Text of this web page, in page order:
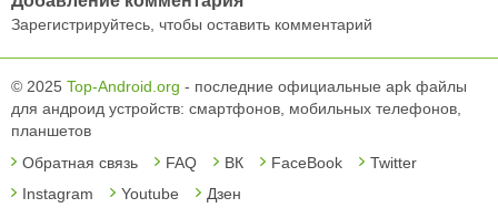
Зарегистрируйтесь, чтобы оставить комментарий
© 2025 Top-Android.org - последние официальные apk файлы
для андроид устройств: смартфонов, мобильных телефонов,
планшетов
Обратная связь
FAQ ВК FaceBook
Twitter
Instagram
Youtube Дзен